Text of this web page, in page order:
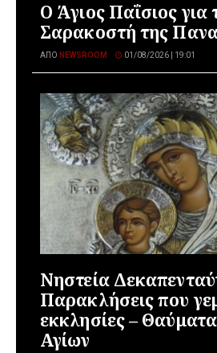
Ο Άγιος Παΐσιος για
Σαρακοστή της
ΑΠΌ NEWSROOM 01/08/2026 | 19:01
Νηστεία
Παρακλήσεις που
εκκλησίες –
Αγίων